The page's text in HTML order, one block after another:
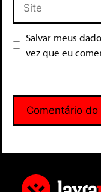
Salvar meus
vez que eu